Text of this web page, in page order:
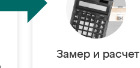
Замер и расчет